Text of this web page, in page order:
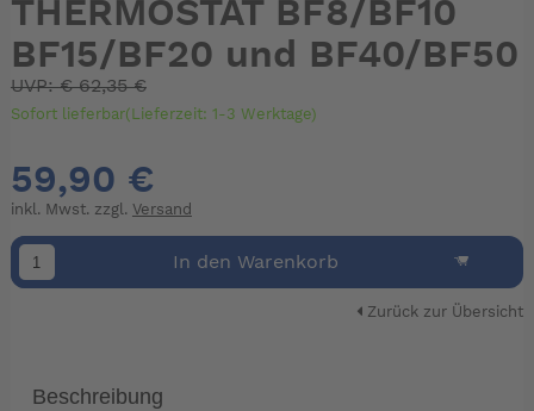
THERMOSTAT BF8/BF10
BF15/BF20 und BF40/BF50
UVP:€62,35 €
Sofort lieferbar(Lieferzeit: 1-3 Werktage)
59,90 €
inkl. Mwst. zzgl. Versand
In den Warenkorb
Zurück zur Übersicht
Beschreibung